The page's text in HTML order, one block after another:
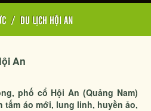
/ DU LỊCH HỘI AN
An
phố cổ Hội An (Quảng Nam)
áo mới, lung linh, huyền ảo,